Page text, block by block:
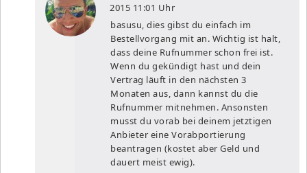
2015 11:01 Uhr
basusu, dies gibst du einfach im
Bestellvorgang mit an. Wichtig ist halt,
dass deine Rufnummer schon frei ist.
Wenn du gekündigt hast und dein
Vertrag läuft in den nächsten 3
Monaten aus, dann kannst du die
Rufnummer mitnehmen. Ansonsten
musst du vorab bei deinem jetztigen
Anbieter eine Vorabportierung
beantragen (kostet aber Geld und
dauert meist ewig).